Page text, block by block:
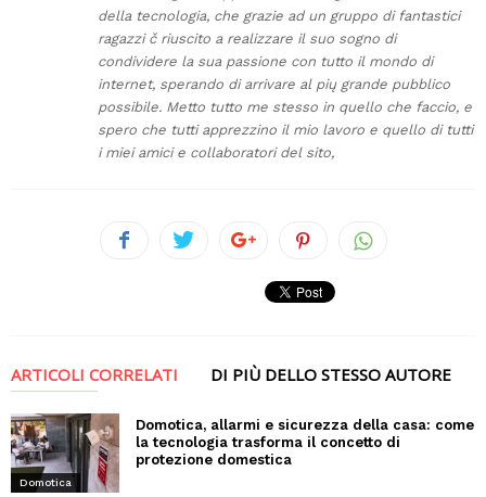
della tecnologia, che grazie ad un gruppo di fantastici
ragazzi č riuscito a realizzare il suo sogno di
condividere la sua passione con tutto il mondo di
internet, sperando di arrivare al pių grande pubblico
possibile. Metto tutto me stesso in quello che faccio, e
spero che tutti apprezzino il mio lavoro e quello di tutti
i miei amici e collaboratori del sito,
ARTICOLI CORRELATI DI PIÙ DELLO STESSO AUTORE
Domotica
Domotica, allarmi e sicurezza della casa: come
la tecnologia trasforma il concetto di
protezione domestica